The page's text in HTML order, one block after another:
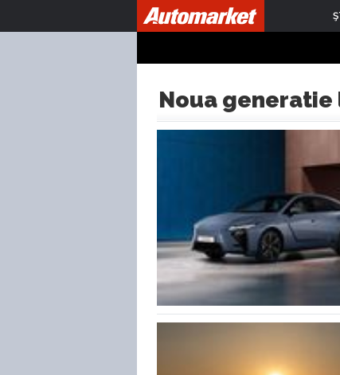
Noua generatie